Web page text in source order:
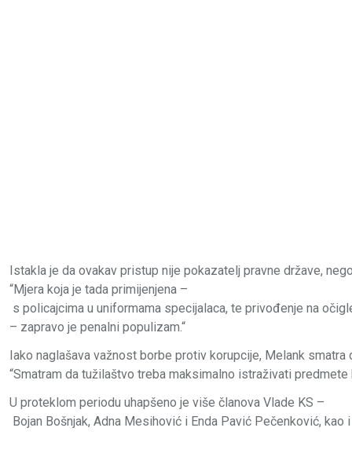
Istakla je da ovakav pristup nije pokazatelj pravne države,
“Mjera koja je tada primijenjena –
s policajcima u uniformama specijalaca, te privođenje na
– zapravo je penalni populizam.“
Iako naglašava važnost borbe protiv korupcije, Melank smatra
“Smatram da tužilaštvo treba maksimalno istraživati predmete
U proteklom periodu uhapšeno je više članova Vlade KS –
Bojan Bošnjak, Adna Mesihović i Enda Pavić Pečenković, kao